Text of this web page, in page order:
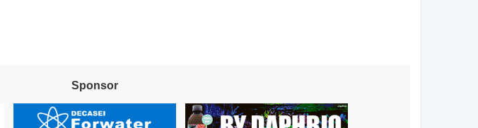
Sponsor